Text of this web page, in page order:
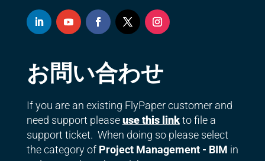
お問い合わせ
If you are an existing FlyPaper customer and
need support pleaseuse this linkto file a
support ticket. When doing so please select
the category of Project Management - BIM in